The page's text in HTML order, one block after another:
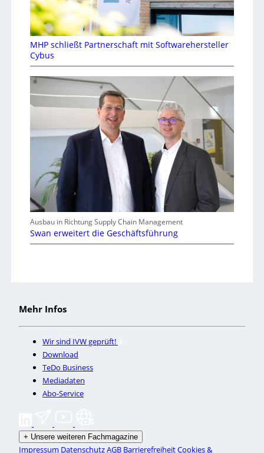
MHP schließt Partnerschaft mit Softwarehersteller
Cybus
Ausbau in Richtung Supply Chain Management
Swan erweitert die Geschäftsführung
Mehr Infos
Wir sind IVW geprüft!
Download
TeDo Business
Mediadaten
Abo-Service
+ Unsere weiteren Fachmagazine
Impressum DatenschutzAGB BarrierefreiheitCookies &